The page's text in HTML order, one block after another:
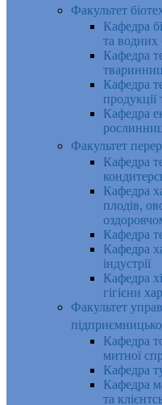
Факультет
Кафедра
та водних
Кафедра
Кафедра
Кафедра
Факультет
Кафедра
Кафедра
плодів,
Кафедра
Кафедра
індустрії
Кафедра
гігієни
Факультет
Кафедра
митної
Кафедра
Кафедра
та